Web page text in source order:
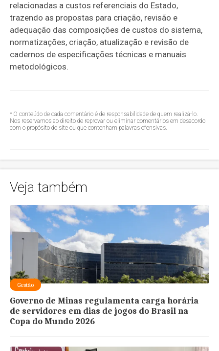
relacionadas a custos referenciais do Estado,
trazendo as propostas para criação, revisão e
adequação das composições de custos do sistema,
normatizações, criação, atualização e revisão de
cadernos de especificações técnicas e manuais
metodológicos.
* O conteúdo de cada comentário é de responsabilidade de quem realizá-lo.
Nos reservamos ao direito de reprovar ou eliminar comentários em desacordo
com o propósito do site ou que contenham palavras ofensivas.
Veja também
Gestão
Governo de Minas regulamenta carga horária
de servidores em dias de jogos do Brasil na
Copa do Mundo 2026